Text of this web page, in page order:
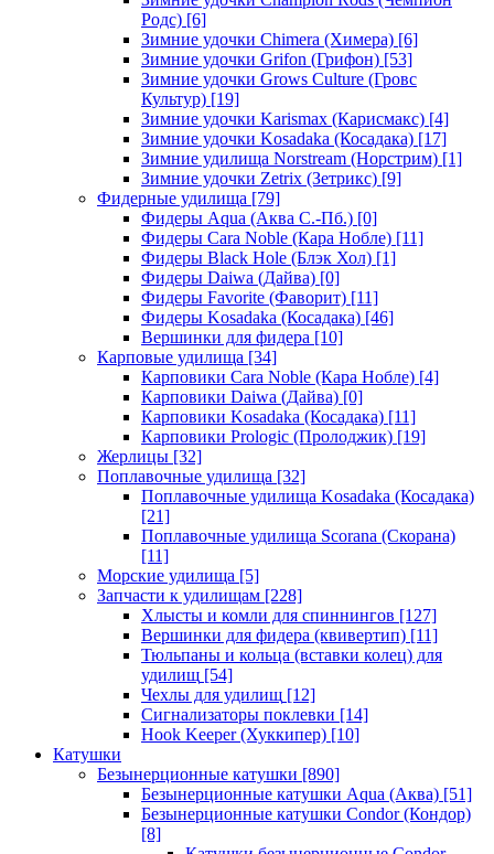
Родс) [6]
Зимние удочки Chimera (Химера) [6]
Зимние удочки Grifon (Грифон) [53]
Зимние удочки Grows Culture (Гровс
Культур) [19]
Зимние удочки Karismax (Карисмакс) [4]
Зимние удочки Kosadaka (Косадака) [17]
Зимние удилища Norstream (Норстрим) [1]
Зимние удочки Zetrix (Зетрикс) [9]
Фидерные удилища [79]
Фидеры Aqua (Аква С.-Пб.) [0]
Фидеры Cara Noble (Кара Нобле) [11]
Фидеры Black Hole (Блэк Хол) [1]
Фидеры Daiwa (Дайва) [0]
Фидеры Favorite (Фаворит) [11]
Фидеры Kosadaka (Косадака) [46]
Вершинки для фидера [10]
Карповые удилища [34]
Карповики Cara Noble (Кара Нобле) [4]
Карповики Daiwa (Дайва) [0]
Карповики Kosadaka (Косадака) [11]
Карповики Prologic (Пролоджик) [19]
Жерлицы [32]
Поплавочные удилища [32]
Поплавочные удилища Kosadaka (Косадака)
[21]
Поплавочные удилища Scorana (Скорана)
[11]
Морские удилища [5]
Запчасти к удилищам [228]
Хлысты и комли для спиннингов [127]
Вершинки для фидера (квивертип) [11]
Тюльпаны и кольца (вставки колец) для
удилищ [54]
Чехлы для удилищ [12]
Сигнализаторы поклевки [14]
Hook Keeper (Хуккипер) [10]
Катушки
Безынерционные катушки [890]
Безынерционные катушки Aqua (Аква) [51]
Безынерционные катушки Condor (Кондор)
[8]